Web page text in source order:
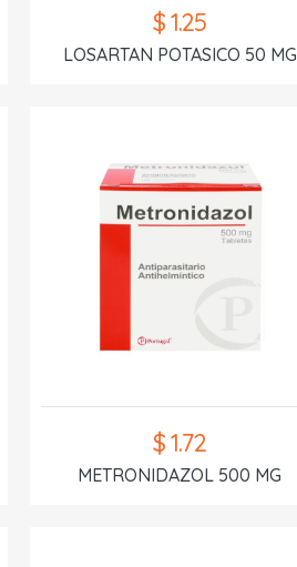
$ 1.25
LOSARTAN POTASICO 50 MG
$ 1.72
METRONIDAZOL 500 MG